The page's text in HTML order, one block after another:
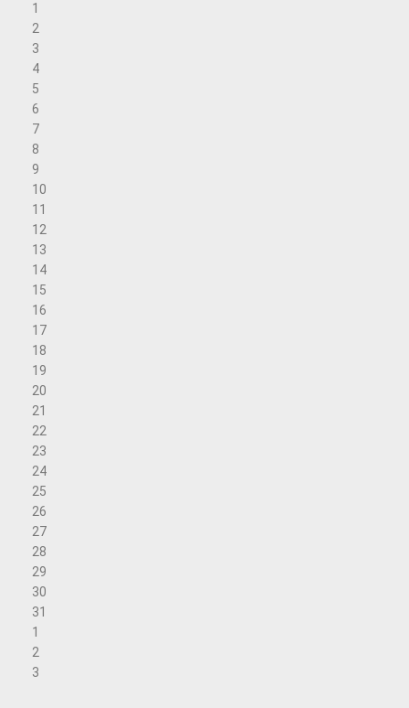
1
2
3
4
5
6
7
8
9
10
11
12
13
14
15
16
17
18
19
20
21
22
23
24
25
26
27
28
29
30
31
1
2
3